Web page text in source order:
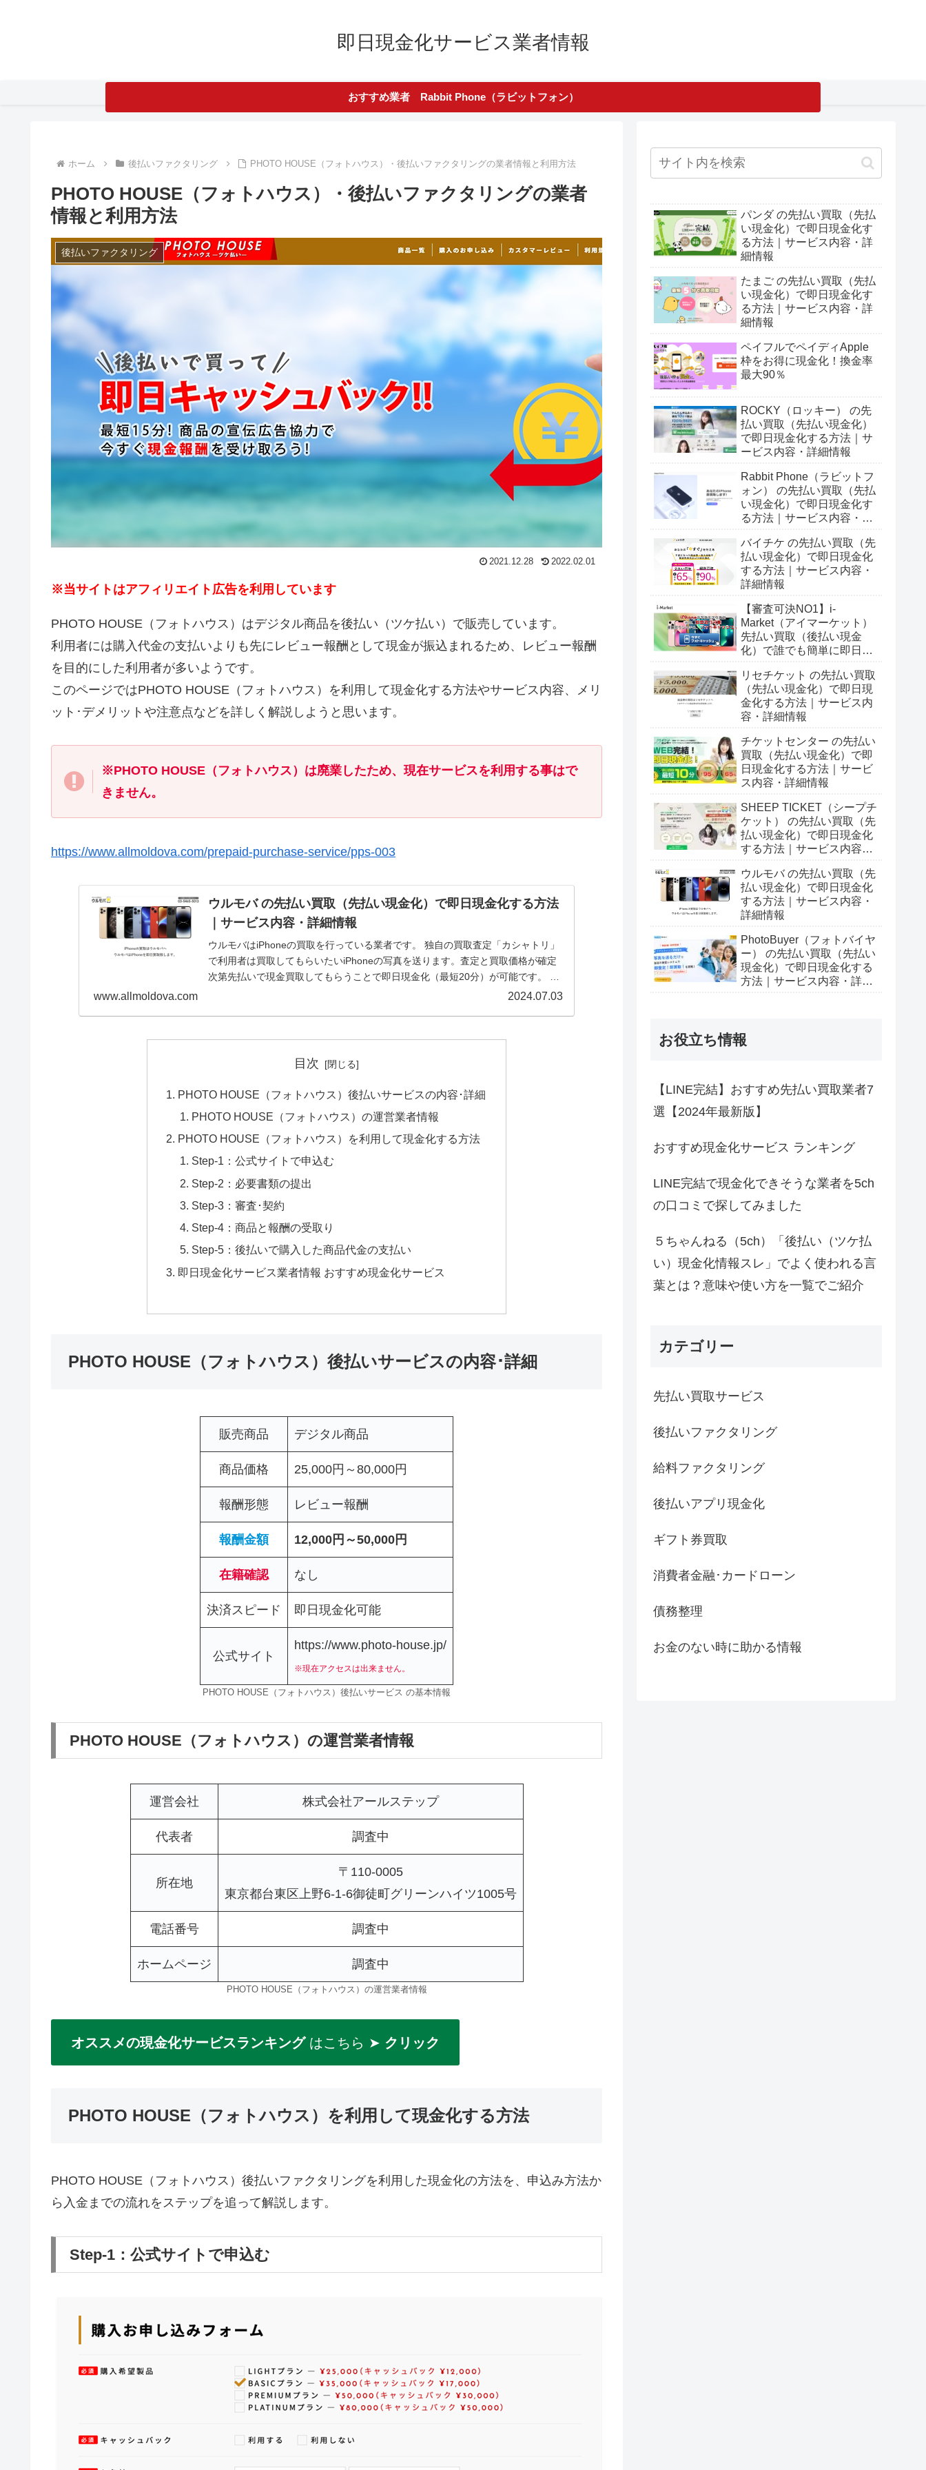
即日現金化サービス業者情報
おすすめ業者 Rabbit Phone（ラビットフォン）
ホーム 後払いファクタリング PHOTO HOUSE（フォトハウス）・後払いファクタリングの業者情報と利用方法
PHOTO HOUSE（フォトハウス）・後払いファクタリングの業者
情報と利用方法
後払いファクタリング
2021.12.28 2022.02.01
※当サイトはアフィリエイト広告を利用しています
PHOTO HOUSE（フォトハウス）はデジタル商品を後払い（ツケ払い）で販売しています。
利用者には購入代金の支払いよりも先にレビュー報酬として現金が振込まれるため、レビュー報酬
を目的にした利用者が多いようです。
このページではPHOTO HOUSE（フォトハウス）を利用して現金化する方法やサービス内容、メリ
ット･デメリットや注意点などを詳しく解説しようと思います。
※PHOTO HOUSE（フォトハウス）は廃業したため、現在サービスを利用する事はで
きません。
https://www.allmoldova.com/prepaid-purchase-service/pps-003
ウルモバ の先払い買取（先払い現金化）で即日現金化する方法
｜サービス内容・詳細情報
ウルモバはiPhoneの買取を行っている業者です。 独自の買取査定「カシャトリ」
で利用者は買取してもらいたいiPhoneの写真を送ります。査定と買取価格が確定
次第先払いで現金買取してもらうことで即日現金化（最短20分）が可能です。 本
www.allmoldova.com 2024.07.03
目次
PHOTO HOUSE（フォトハウス）後払いサービスの内容･詳細
PHOTO HOUSE（フォトハウス）の運営業者情報
PHOTO HOUSE（フォトハウス）を利用して現金化する方法
Step-1：公式サイトで申込む
Step-2：必要書類の提出
Step-3：審査･契約
Step-4：商品と報酬の受取り
Step-5：後払いで購入した商品代金の支払い
即日現金化サービス業者情報 おすすめ現金化サービス
PHOTO HOUSE（フォトハウス）後払いサービスの内容･詳細
販売商品 デジタル商品
商品価格 25,000円～80,000円
報酬形態 レビュー報酬
報酬金額 12,000円～50,000円
在籍確認 なし
決済スピード 即日現金化可能
公式サイト
https://www.photo-house.jp/
※現在アクセスは出来ません。
PHOTO HOUSE（フォトハウス）後払いサービス の基本情報
PHOTO HOUSE（フォトハウス）の運営業者情報
運営会社 株式会社アールステップ
代表者 調査中
所在地
〒110-0005
東京都台東区上野6-1-6御徒町グリーンハイツ1005号
電話番号 調査中
ホームページ 調査中
PHOTO HOUSE（フォトハウス）の運営業者情報
オススメの現金化サービスランキングはこちら ➤ クリック
PHOTO HOUSE（フォトハウス）を利用して現金化する方法
PHOTO HOUSE（フォトハウス）後払いファクタリングを利用した現金化の方法を、申込み方法か
ら入金までの流れをステップを追って解説します。
Step-1：公式サイトで申込む
パンダ の先払い買取（先払
い現金化）で即日現金化す
る方法｜サービス内容・詳
細情報
たまご の先払い買取（先払
い現金化）で即日現金化す
る方法｜サービス内容・詳
細情報
ペイフルでペイディApple
枠をお得に現金化！換金率
最大90％
ROCKY（ロッキー） の先
払い買取（先払い現金化）
で即日現金化する方法｜サ
ービス内容・詳細情報
Rabbit Phone（ラビットフ
ォン） の先払い買取（先払
い現金化）で即日現金化す
る方法｜サービス内容・詳
バイチケ の先払い買取（先
払い現金化）で即日現金化
する方法｜サービス内容・
詳細情報
【審査可決NO1】i-
Market（アイマーケット）
先払い買取（後払い現金
化）で誰でも簡単に即日現
とサービス詳細情報
リセチケット の先払い買取
（先払い現金化）で即日現
金化する方法｜サービス内
容・詳細情報
チケットセンター の先払い
買取（先払い現金化）で即
日現金化する方法｜サービ
ス内容・詳細情報
SHEEP TICKET（シープチ
ケット） の先払い買取（先
払い現金化）で即日現金化
する方法｜サービス内容・
ウルモバ の先払い買取（先
払い現金化）で即日現金化
する方法｜サービス内容・
詳細情報
PhotoBuyer（フォトバイヤ
ー） の先払い買取（先払い
現金化）で即日現金化する
方法｜サービス内容・詳細
お役立ち情報
【LINE完結】おすすめ先払い買取業者7
選【2024年最新版】
おすすめ現金化サービス ランキング
LINE完結で現金化できそうな業者を5ch
の口コミで探してみました
５ちゃんねる（5ch）「後払い（ツケ払
い）現金化情報スレ」でよく使われる言
葉とは？意味や使い方を一覧でご紹介
カテゴリー
先払い買取サービス
後払いファクタリング
給料ファクタリング
後払いアプリ現金化
ギフト券買取
消費者金融･カードローン
債務整理
お金のない時に助かる情報